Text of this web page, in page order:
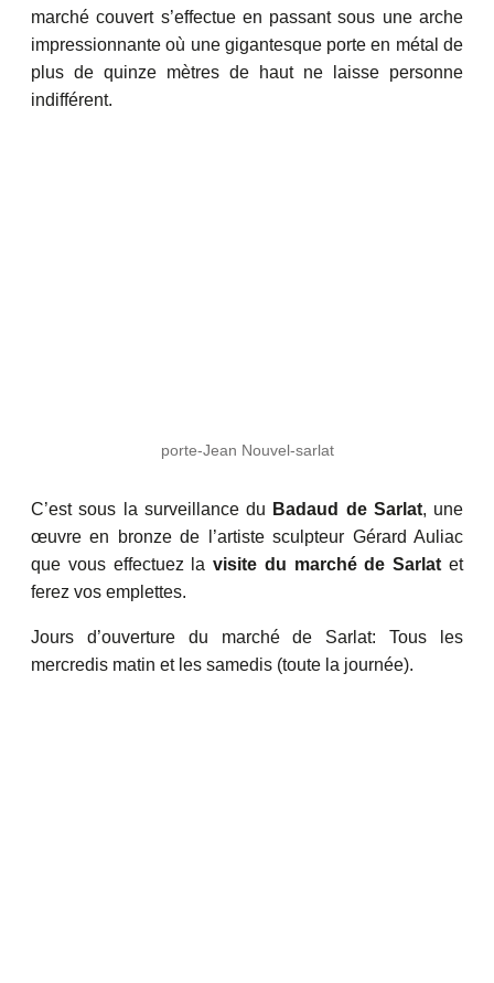
marché couvert s’effectue en passant sous une arche
impressionnante où une gigantesque porte en métal de
plus de quinze mètres de haut ne laisse personne
indifférent.
porte-Jean Nouvel-sarlat
C’est sous la surveillance du Badaud de Sarlat, une
œuvre en bronze de l’artiste sculpteur Gérard Auliac
que vous effectuez lavisite du marché de Sarlat et
ferez vos emplettes.
Jours d’ouverture du marché de Sarlat: Tous les
mercredis matin et les samedis (toute la journée).